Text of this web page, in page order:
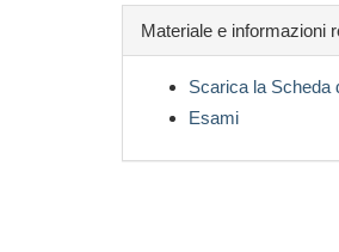
Materiale e informazioni
Scarica la Scheda
Esami